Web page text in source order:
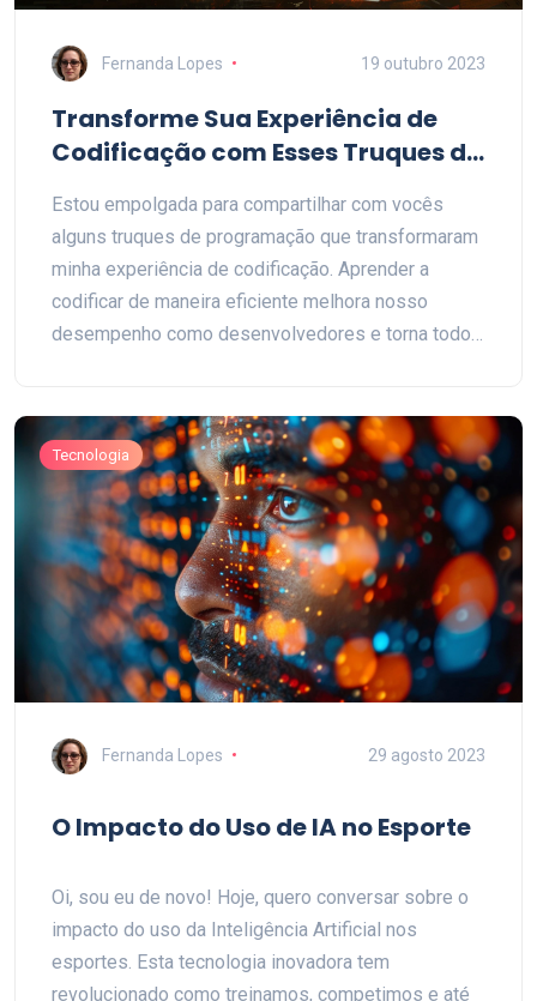
Fernanda Lopes 19 outubro 2023
Transforme Sua Experiência de
Codificação com Esses Truques de
Estou empolgada para compartilhar com vocês
alguns truques de programação que transformaram
minha experiência de codificação. Aprender a
codificar de maneira eficiente melhora nosso
desempenho como desenvolvedores e torna todo
melhor programador. Este artigo é destinado tanto
para novatos quanto para desenvolvedores
experientes que estão buscando aprimorar seus
conhecimentos em programação. Vamos juntos
transformar nossas experiências de codificação!
Tecnologia
Fernanda Lopes 29 agosto 2023
O Impacto do Uso de IA no Esporte
Oi, sou eu de novo! Hoje, quero conversar sobre o
impacto do uso da Inteligência Artificial nos
esportes. Esta tecnologia inovadora tem
revolucionado como treinamos, competimos e até